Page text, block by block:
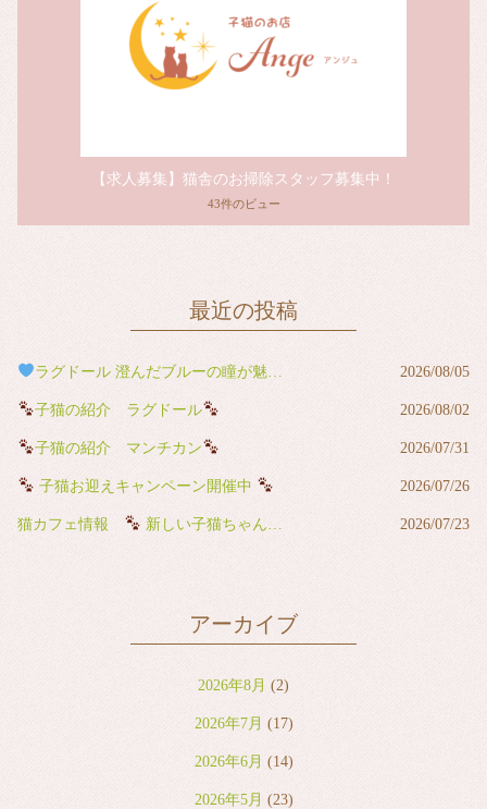
【求人募集】猫舎のお掃除スタッフ募集中！
43件のビュー
最近の投稿
ラグドール 澄んだブルーの瞳が魅力の男の子 2026/08/05
子猫の紹介 ラグドール 2026/08/02
子猫の紹介 マンチカン 2026/07/31
子猫お迎えキャンペーン開催中 2026/07/26
猫カフェ情報 新しい子猫ちゃんが猫カフェデビューしました 2026/07/23
アーカイブ
2026年8月 (2)
2026年7月 (17)
2026年6月 (14)
2026年5月 (23)